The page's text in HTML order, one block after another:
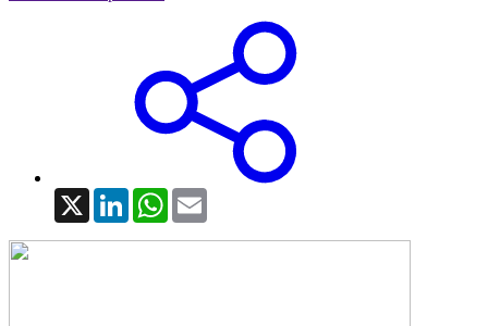
X LinkedInWhatsApp